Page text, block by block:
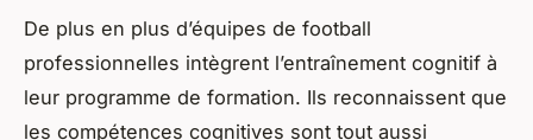
De plus en plus d’équipes de football
professionnelles intègrent l’entraînement cognitif à
leur programme de formation. Ils reconnaissent que
les compétences cognitives sont tout aussi